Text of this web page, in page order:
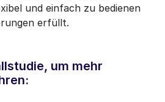
und einfach zu bedienen
erfüllt.
um mehr